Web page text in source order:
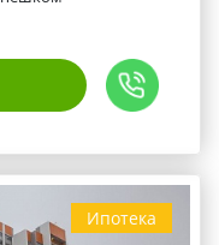
Ипотека